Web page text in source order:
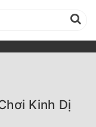
Kinh Dị